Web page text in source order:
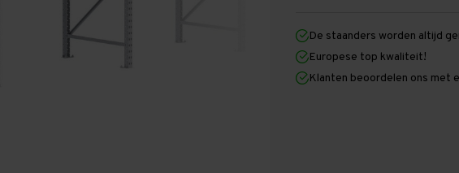
2.500
mm
x
12.700
mm
2.500
mm
x
12.700
mm
De staanders worden altijd
Europese top kwaliteit!
Klanten beoordelen ons met